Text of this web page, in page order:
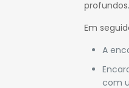
profundos.
Em
A
com